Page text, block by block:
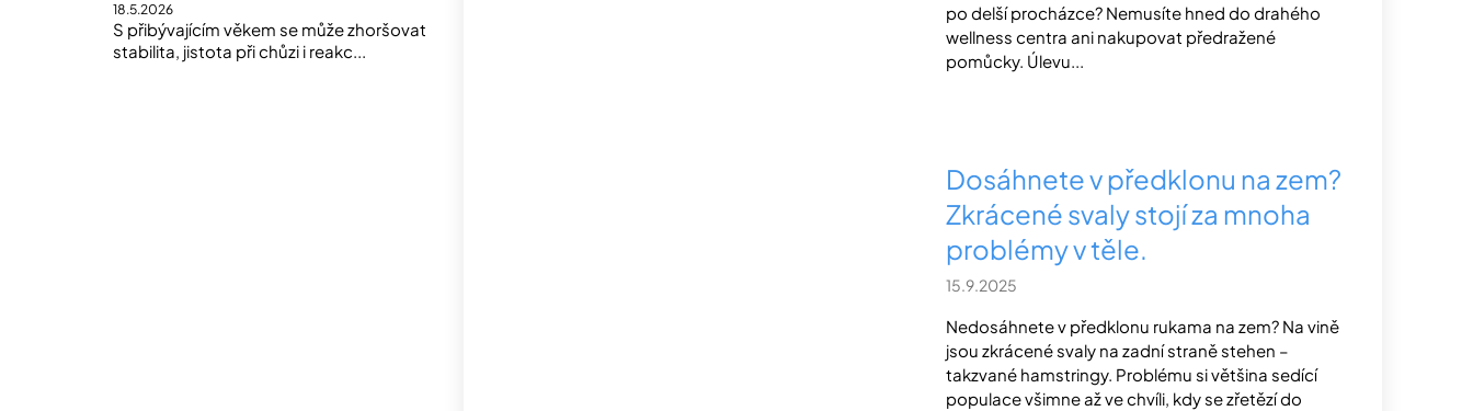
18.5.2026
S přibývajícím věkem se může zhoršovat
stabilita, jistota při chůzi i reakc...
po delší procházce? Nemusíte hned do drahého
wellness centra ani nakupovat předražené
pomůcky. Úlevu...
Dosáhnete v předklonu na zem?
Zkrácené svaly stojí za mnoha
problémy v těle.
15.9.2025
Nedosáhnete v předklonu rukama na zem? Na vině
jsou zkrácené svaly na zadní straně stehen –
takzvané hamstringy. Problému si většina sedící
populace všimne až ve chvíli, kdy se zřetězí do